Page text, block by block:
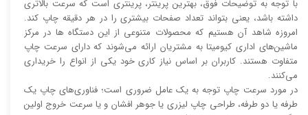
با توجه به توضیحات فوق، بهترین پرینتر، پرینتری است که سرعت بالا‌‌تری
داشته باشد، یعنی بتواند تعداد صفحات بیشتری را در هر دقیقه چاپ کند.
امروزه شاهد آن هستیم که محصولات متنوعی از این دستگاه ها در مرکز
ماشین‌های اداری کیومیتا به مشتریان ارائه می‌شوند که دارای سرعت چاپ
متفاوت هستند. کاربران بر اساس نیاز کاری خود یکی از انواع را خریداری
می‌کنند.
در مورد سرعت چاپ توجه به یک عامل ضروری است؛ فناوری‌های چاپ یک
طرفه یا دو طرفه، طراحی چاپ لیزری یا جوهر افشان و یا سرعت خروج اولین